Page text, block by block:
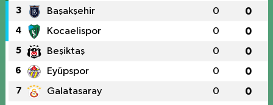
3 Başakşehir 0 0
4 Kocaelispor 0 0
5 Beşiktaş 0 0
6 Eyüpspor 0 0
7 Galatasaray 0 0